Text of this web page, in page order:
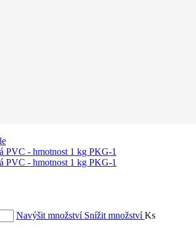
Navýšit množství Snížit množstvíKs